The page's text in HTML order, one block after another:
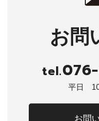
お問
tel.
平日 10
お問